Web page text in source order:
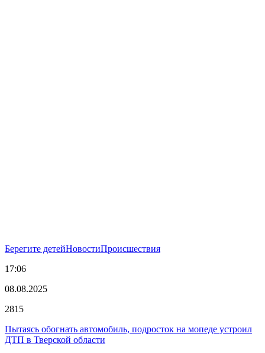
Берегите детейНовостиПроисшествия
17:06
08.08.2025
2815
Пытаясь обогнать автомобиль, подросток на мопеде устроил
ДТП в Тверской области